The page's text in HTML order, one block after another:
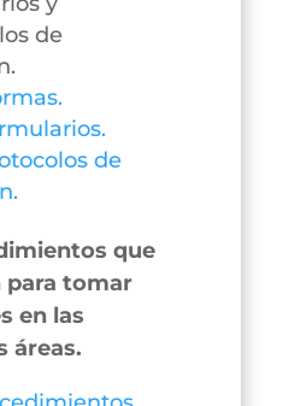
de
de
que
para tomar
en las
áreas.